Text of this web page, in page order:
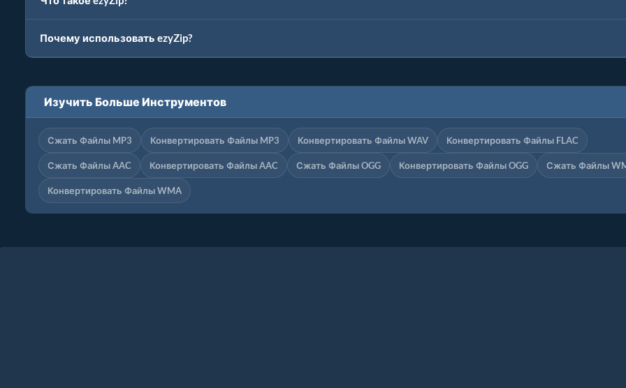
Почему использовать ezyZip?
Изучить Больше Инструментов
Сжать Файлы MP3 Конвертировать Файлы MP3 Конвертировать Файлы WAV Конвертировать Файлы FLAC
Сжать Файлы AAC Конвертировать Файлы AAC Сжать Файлы OGG Конвертировать Файлы OGG Сжать Файлы
Конвертировать Файлы WMA